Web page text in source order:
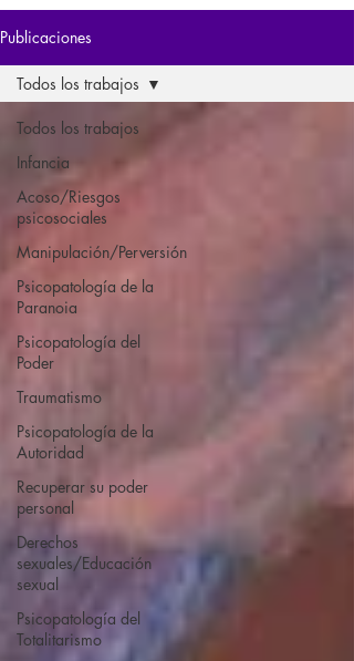
Publicaciones
Todos los trabajos
Infancia
Acoso/Riesgos
psicosociales
Manipulación/Perversión
Psicopatología de la
Paranoia
Psicopatología del
Poder
Traumatismo
Psicopatología de la
Autoridad
Recuperar su poder
personal
Derechos
sexuales/Educación
sexual
Psicopatología del
Totalitarismo
Todos los trabajos